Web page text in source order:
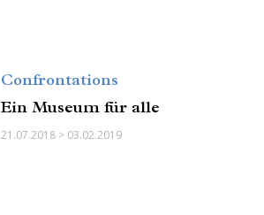
Confrontations
Ein Museum für alle
21.07.2018 > 03.02.2019